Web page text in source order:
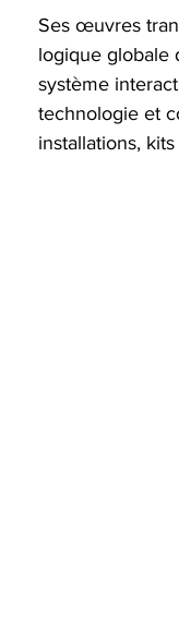
Ses œuvres
logique globale
système
technologie et
installations,